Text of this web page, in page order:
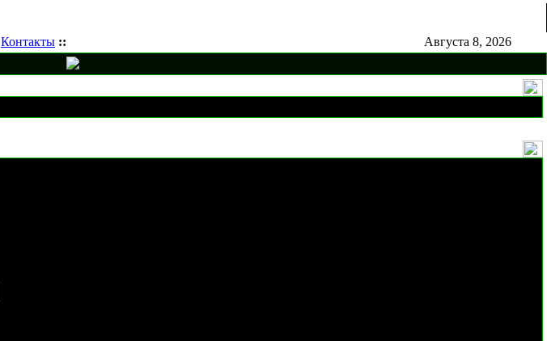
Контакты ::
Августа 8, 2026